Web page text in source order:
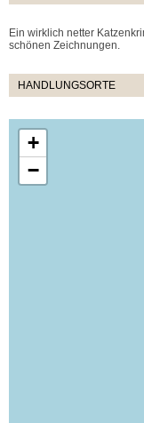
Ein wirklich netter
schönen Zeichnungen.
HANDLUNGSORTE
+
−